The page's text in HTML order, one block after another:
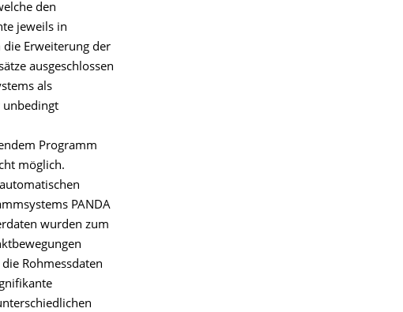
den
jeweils in
die Erweiterung der
ausgeschlossen
als
unbedingt
Programm
möglich.
PANDA
wurden zum
Rohmessdaten